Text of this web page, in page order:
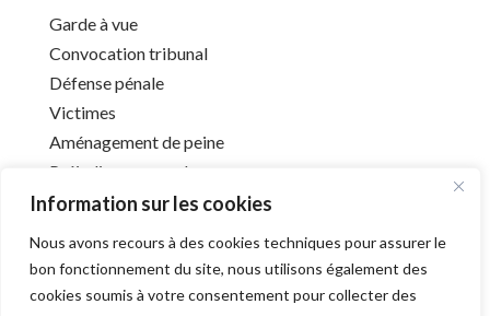
Information sur les cookies
Nous avons recours à des cookies techniques pour assurer le
bon fonctionnement du site, nous utilisons également des
cookies soumis à votre consentement pour collecter des
Garde à vue
Convocation tribunal
Défense pénale
Victimes
Aménagement de peine
Préjudice corporel
Infos utiles
Liens utiles